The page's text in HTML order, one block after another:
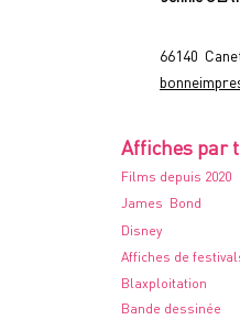
66140
Affiches par
Films depuis 2020
James Bond
Disney
Affiches de
Blaxploitation
Bande dessinée